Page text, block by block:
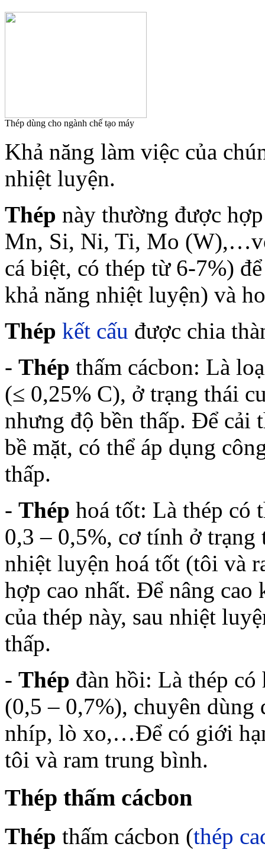
Thép dùng cho ngành chế tạo máy
Khả năng làm việc của
nhiệt luyện.
Thép này thường được
Mn, Si, Ni, Ti, Mo
cá biệt, có thép từ 6-7%)
khả năng nhiệt luyện) và
Thép kết cấu được chia
- Thép thấm cácbon: Là
(≤ 0,25% C), ở trạng thái
nhưng độ bền thấp. Để cải
bề mặt, có thể áp dụng
thấp.
- Thép hoá tốt: Là thép có
0,3 – 0,5%, cơ tính ở trạng
nhiệt luyện hoá tốt (tôi và
hợp cao nhất. Để nâng cao
của thép này, sau nhiệt
thấp.
- Thép đàn hồi: Là thép
(0,5 – 0,7%), chuyên dùng
nhíp, lò xo,…Để có giới
tôi và ram trung bình.
Thép thấm cácbon
Thép thấm cácbon (thép